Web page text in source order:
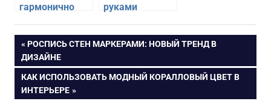
гармонично
морской стиль
в своей
квартире
руками
стиль в своей
квартире
Навигация
по
ПРЕДЫДУЩАЯ
ЗАПИСЬ:
РОСПИСЬ СТЕН МАРКЕРАМИ: НОВЫЙ ТРЕНД В
ДИЗАЙНЕ
СЛЕДУЮЩАЯ
ЗАПИСЬ:
КАК ИСПОЛЬЗОВАТЬ МОДНЫЙ КОРАЛЛОВЫЙ ЦВЕТ В
ИНТЕРЬЕРЕ